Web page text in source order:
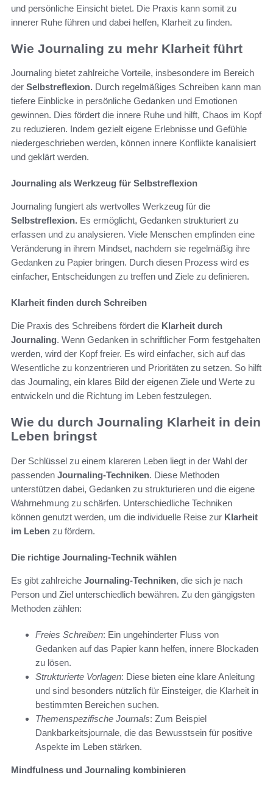
und persönliche Einsicht bietet. Die Praxis kann somit zu
innerer Ruhe führen und dabei helfen, Klarheit zu finden.
Wie Journaling zu mehr Klarheit führt
Journaling bietet zahlreiche Vorteile, insbesondere im Bereich
der Selbstreflexion. Durch regelmäßiges Schreiben kann man
tiefere Einblicke in persönliche Gedanken und Emotionen
gewinnen. Dies fördert die innere Ruhe und hilft, Chaos im Kopf
zu reduzieren. Indem gezielt eigene Erlebnisse und Gefühle
niedergeschrieben werden, können innere Konflikte kanalisiert
und geklärt werden.
Journaling als Werkzeug für Selbstreflexion
Journaling fungiert als wertvolles Werkzeug für die
Selbstreflexion. Es ermöglicht, Gedanken strukturiert zu
erfassen und zu analysieren. Viele Menschen empfinden eine
Veränderung in ihrem Mindset, nachdem sie regelmäßig ihre
Gedanken zu Papier bringen. Durch diesen Prozess wird es
einfacher, Entscheidungen zu treffen und Ziele zu definieren.
Klarheit finden durch Schreiben
Die Praxis des Schreibens fördert die Klarheit durch
Journaling. Wenn Gedanken in schriftlicher Form festgehalten
werden, wird der Kopf freier. Es wird einfacher, sich auf das
Wesentliche zu konzentrieren und Prioritäten zu setzen. So hilft
das Journaling, ein klares Bild der eigenen Ziele und Werte zu
entwickeln und die Richtung im Leben festzulegen.
Wie du durch Journaling Klarheit in dein
Leben bringst
Der Schlüssel zu einem klareren Leben liegt in der Wahl der
passenden Journaling-Techniken. Diese Methoden
unterstützen dabei, Gedanken zu strukturieren und die eigene
Wahrnehmung zu schärfen. Unterschiedliche Techniken
können genutzt werden, um die individuelle Reise zur Klarheit
im Leben zu fördern.
Die richtige Journaling-Technik wählen
Es gibt zahlreiche Journaling-Techniken, die sich je nach
Person und Ziel unterschiedlich bewähren. Zu den gängigsten
Methoden zählen:
Freies Schreiben: Ein ungehinderter Fluss von
Gedanken auf das Papier kann helfen, innere Blockaden
zu lösen.
Strukturierte Vorlagen: Diese bieten eine klare Anleitung
und sind besonders nützlich für Einsteiger, die Klarheit in
bestimmten Bereichen suchen.
Themenspezifische Journals: Zum Beispiel
Dankbarkeitsjournale, die das Bewusstsein für positive
Aspekte im Leben stärken.
Mindfulness und Journaling kombinieren